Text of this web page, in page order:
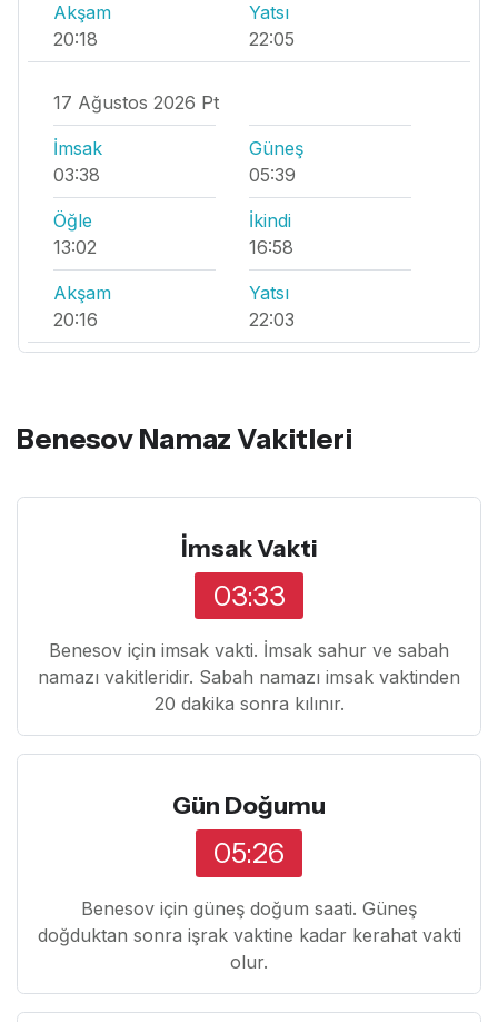
Akşam
20:18
Yatsı
22:05
17 Ağustos 2026 Pt
İmsak
03:38
Güneş
05:39
Öğle
13:02
İkindi
16:58
Akşam
20:16
Yatsı
22:03
Benesov Namaz Vakitleri
İmsak Vakti
03:33
Benesov için imsak vakti. İmsak sahur ve sabah
namazı vakitleridir. Sabah namazı imsak vaktinden
20 dakika sonra kılınır.
Gün Doğumu
05:26
Benesov için güneş doğum saati. Güneş
doğduktan sonra işrak vaktine kadar kerahat vakti
olur.